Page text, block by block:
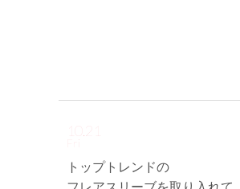
Fri
トップトレンドの